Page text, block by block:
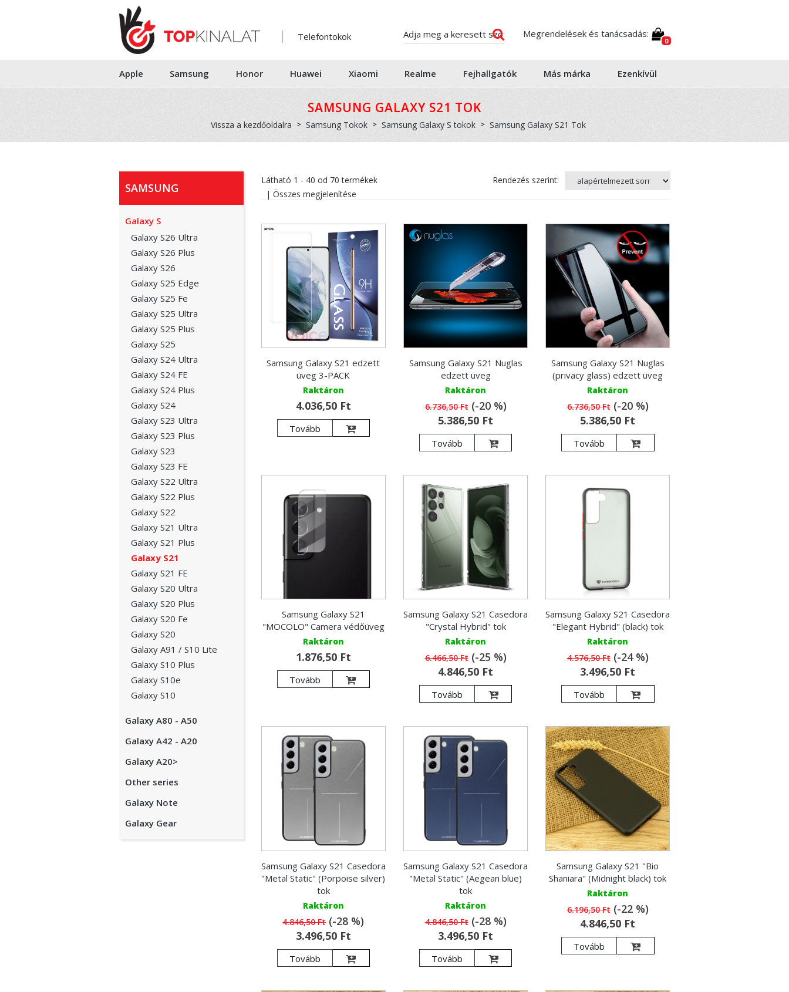
Telefontokok Megrendelések és tanácsadás:
0
Apple Samsung Honor Huawei Xiaomi Realme Fejhallgatók Más márka Ezenkívül
SAMSUNG GALAXY S21 TOK
Vissza a kezdőoldalra Samsung Tokok Samsung Galaxy S tokok Samsung Galaxy S21 Tok
SAMSUNG
Galaxy S
Galaxy S26 Ultra
Galaxy S26 Plus
Galaxy S26
Galaxy S25 Edge
Galaxy S25 Fe
Galaxy S25 Ultra
Galaxy S25 Plus
Galaxy S25
Galaxy S24 Ultra
Galaxy S24 FE
Galaxy S24 Plus
Galaxy S24
Galaxy S23 Ultra
Galaxy S23 Plus
Galaxy S23
Galaxy S23 FE
Galaxy S22 Ultra
Galaxy S22 Plus
Galaxy S22
Galaxy S21 Ultra
Galaxy S21 Plus
Galaxy S21
Galaxy S21 FE
Galaxy S20 Ultra
Galaxy S20 Plus
Galaxy S20 Fe
Galaxy S20
Galaxy A91 / S10 Lite
Galaxy S10 Plus
Galaxy S10e
Galaxy S10
Galaxy A80 - A50
Galaxy A42 - A20
Galaxy A20>
Other series
Galaxy Note
Galaxy Gear
Látható 1 - 40 od 70 termékek
| Összes megjelenítése
Rendezés szerint:
Samsung Galaxy S21 edzett
üveg 3-PACK
Raktáron
4.036,50 Ft
Tovább
Samsung Galaxy S21 Nuglas
edzett üveg
Raktáron
6.736,50 Ft(-20 %)
5.386,50 Ft
Tovább
Samsung Galaxy S21 Nuglas
(privacy glass) edzett üveg
Raktáron
6.736,50 Ft(-20 %)
5.386,50 Ft
Tovább
Samsung Galaxy S21
"MOCOLO" Camera védőüveg
Raktáron
1.876,50 Ft
Tovább
Samsung Galaxy S21 Casedora
"Crystal Hybrid" tok
Raktáron
6.466,50 Ft(-25 %)
4.846,50 Ft
Tovább
Samsung Galaxy S21 Casedora
"Elegant Hybrid" (black) tok
Raktáron
4.576,50 Ft(-24 %)
3.496,50 Ft
Tovább
Samsung Galaxy S21 Casedora
"Metal Static" (Porpoise silver)
tok
Raktáron
4.846,50 Ft(-28 %)
3.496,50 Ft
Tovább
Samsung Galaxy S21 Casedora
"Metal Static" (Aegean blue)
tok
Raktáron
4.846,50 Ft(-28 %)
3.496,50 Ft
Tovább
Samsung Galaxy S21 "Bio
Shaniara" (Midnight black) tok
Raktáron
6.196,50 Ft(-22 %)
4.846,50 Ft
Tovább